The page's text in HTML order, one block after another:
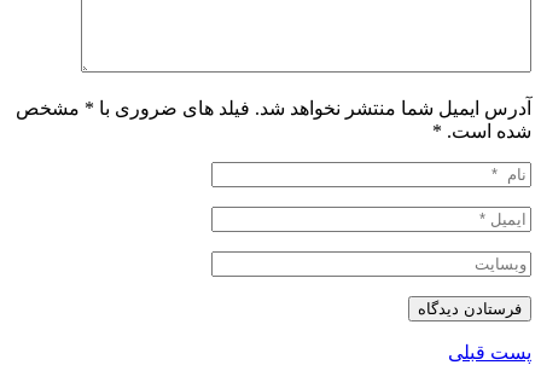
آدرس ایمیل شما منتشر نخواهد شد. فیلد های ضروری با * مشخص
شده است. *
پست قبلی